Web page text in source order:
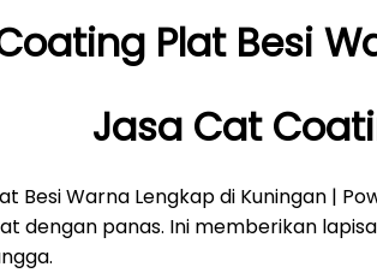
Plat Besi
Jasa Cat
Besi Warna Lengkap di Kuningan |
dengan panas. Ini memberikan